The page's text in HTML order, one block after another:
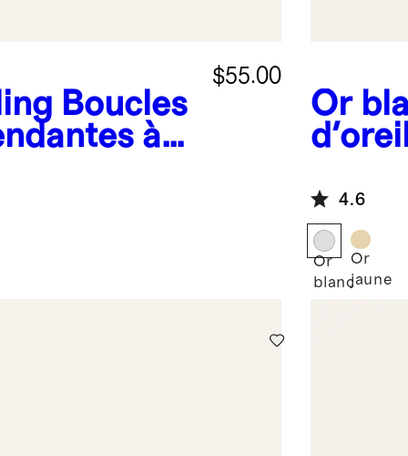
Boucles
à
$55.00
Or
4.6
Or
blanc
Or
jaune